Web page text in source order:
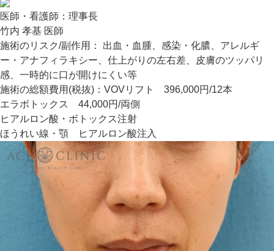
医師・看護師： 理事長
竹内 孝基 医師
施術のリスク/副作用：
出血・血腫、感染・化膿、アレルギ
ー・アナフィラキシー、仕上がりの左右差、皮膚のツッパリ
感、一時的に口が開けにくい等
施術の総額費用(税抜)： VOVリフト 396,000円/12本
エラボトックス 44,000円/両側
ヒアルロン酸・ボトックス注射
ほうれい線・顎 ヒアルロン酸注入